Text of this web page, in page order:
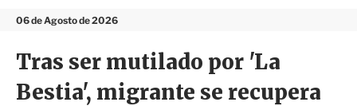
n
06 de Agosto de 2026
i
r
Tras ser mutilado por 'La
Bestia', migrante se recupera